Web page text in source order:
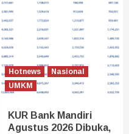
Hotnews
Nasional
UMKM
KUR Bank Mandiri
Agustus 2026 Dibuka,